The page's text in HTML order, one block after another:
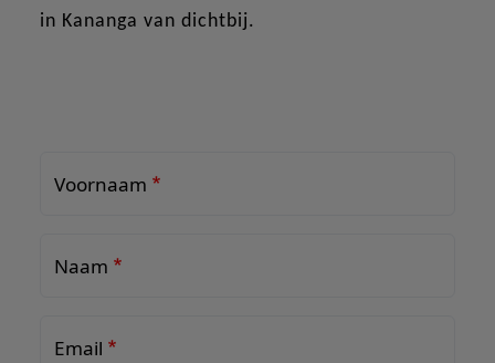
in Kananga van dichtbij.
Voornaam
Naam
Email